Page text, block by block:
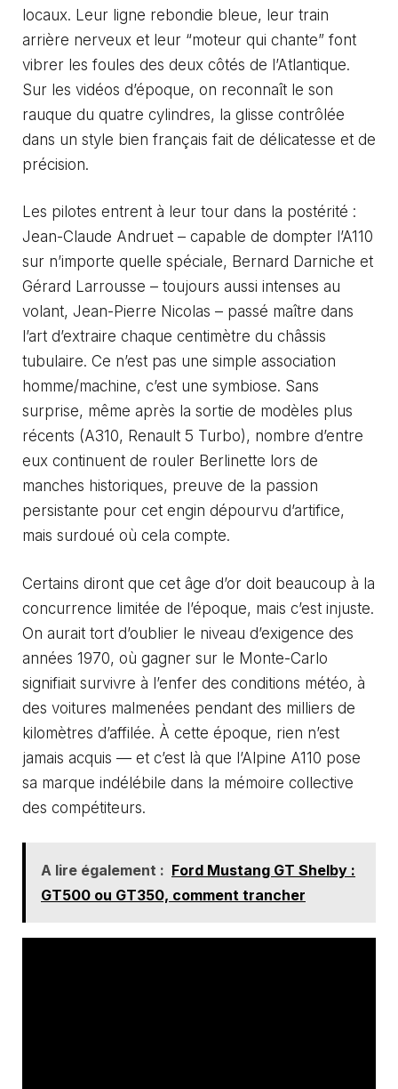
locaux. Leur ligne rebondie bleue, leur train
arrière nerveux et leur “moteur qui chante” font
vibrer les foules des deux côtés de l’Atlantique.
Sur les vidéos d’époque, on reconnaît le son
rauque du quatre cylindres, la glisse contrôlée
dans un style bien français fait de délicatesse et de
précision.
Les pilotes entrent à leur tour dans la postérité :
Jean-Claude Andruet – capable de dompter l’A110
sur n’importe quelle spéciale, Bernard Darniche et
Gérard Larrousse – toujours aussi intenses au
volant, Jean-Pierre Nicolas – passé maître dans
l’art d’extraire chaque centimètre du châssis
tubulaire. Ce n’est pas une simple association
homme/machine, c’est une symbiose. Sans
surprise, même après la sortie de modèles plus
récents (A310, Renault 5 Turbo), nombre d’entre
eux continuent de rouler Berlinette lors de
manches historiques, preuve de la passion
persistante pour cet engin dépourvu d’artifice,
mais surdoué où cela compte.
Certains diront que cet âge d’or doit beaucoup à la
concurrence limitée de l’époque, mais c’est injuste.
On aurait tort d’oublier le niveau d’exigence des
années 1970, où gagner sur le Monte-Carlo
signifiait survivre à l’enfer des conditions météo, à
des voitures malmenées pendant des milliers de
kilomètres d’affilée. À cette époque, rien n’est
jamais acquis — et c’est là que l’Alpine A110 pose
sa marque indélébile dans la mémoire collective
des compétiteurs.
A lire également : Ford Mustang GT Shelby :
GT500 ou GT350, comment trancher